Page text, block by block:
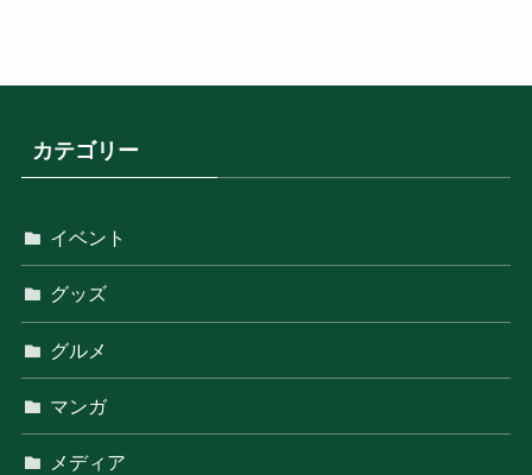
カテゴリー
イベント
グッズ
グルメ
マンガ
メディア